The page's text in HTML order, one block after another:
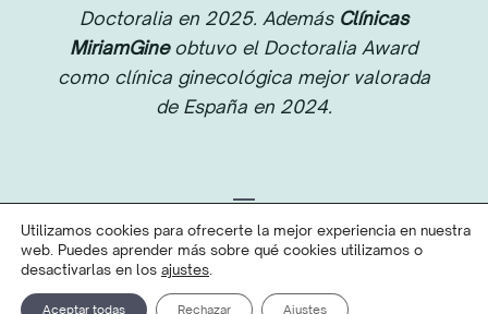
Doctoralia en 2025. Además Clínicas
MiriamGineobtuvo el Doctoralia Award
como clínica ginecológica mejor valorada
de España en 2024.
© 2026 Miriam Al Adib. Todos los derechos
reservados.
Utilizamos cookies para ofrecerte la mejor experiencia en nuestra
web. Puedes aprender más sobre qué cookies utilizamos o
desactivarlas en los ajustes
Aceptar todas Rechazar Ajustes